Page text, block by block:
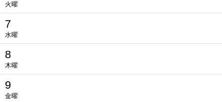
火曜
7
水曜
8
木曜
9
金曜